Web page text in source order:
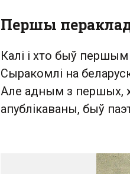
Першы
Калі і хто быў
Сыракомлі на
Але адным з першых,
апублікаваны, быў